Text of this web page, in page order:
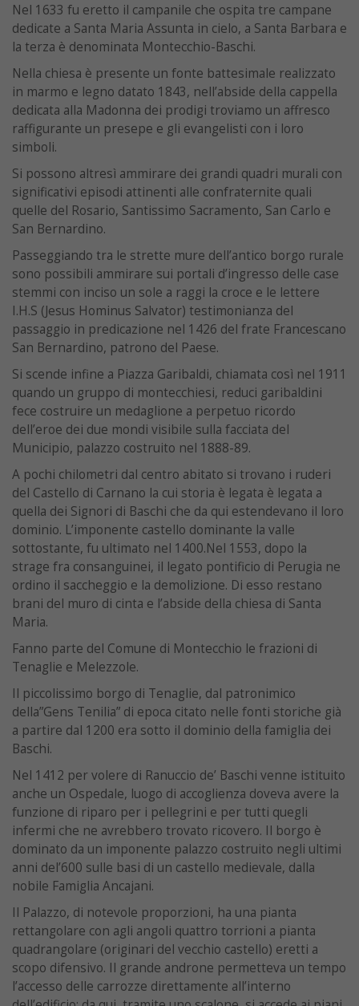
Nel 1633 fu eretto il campanile che ospita tre campane
dedicate a Santa Maria Assunta in cielo, a Santa Barbara e
la terza è denominata Montecchio-Baschi.
Nella chiesa è presente un fonte battesimale realizzato
in marmo e legno datato 1843, nell’abside della cappella
dedicata alla Madonna dei prodigi troviamo un affresco
raffigurante un presepe e gli evangelisti con i loro
simboli.
Si possono altresì ammirare dei grandi quadri murali con
significativi episodi attinenti alle confraternite quali
quelle del Rosario, Santissimo Sacramento, San Carlo e
San Bernardino.
Passeggiando tra le strette mure dell’antico borgo rurale
sono possibili ammirare sui portali d’ingresso delle case
stemmi con inciso un sole a raggi la croce e le lettere
I.H.S (Jesus Hominus Salvator) testimonianza del
passaggio in predicazione nel 1426 del frate Francescano
San Bernardino, patrono del Paese.
Si scende infine a Piazza Garibaldi, chiamata così nel 1911
quando un gruppo di montecchiesi, reduci garibaldini
fece costruire un medaglione a perpetuo ricordo
dell’eroe dei due mondi visibile sulla facciata del
Municipio, palazzo costruito nel 1888-89.
A pochi chilometri dal centro abitato si trovano i ruderi
del Castello di Carnano la cui storia è legata è legata a
quella dei Signori di Baschi che da qui estendevano il loro
dominio. L’imponente castello dominante la valle
sottostante, fu ultimato nel 1400.Nel 1553, dopo la
strage fra consanguinei, il legato pontificio di Perugia ne
ordino il saccheggio e la demolizione. Di esso restano
brani del muro di cinta e l’abside della chiesa di Santa
Maria.
Fanno parte del Comune di Montecchio le frazioni di
Tenaglie e Melezzole.
Il piccolissimo borgo di Tenaglie, dal patronimico
della”Gens Tenilia” di epoca citato nelle fonti storiche già
a partire dal 1200 era sotto il dominio della famiglia dei
Baschi.
Nel 1412 per volere di Ranuccio de’ Baschi venne istituito
anche un Ospedale, luogo di accoglienza doveva avere la
funzione di riparo per i pellegrini e per tutti quegli
infermi che ne avrebbero trovato ricovero. Il borgo è
dominato da un imponente palazzo costruito negli ultimi
anni del’600 sulle basi di un castello medievale, dalla
nobile Famiglia Ancajani.
Il Palazzo, di notevole proporzioni, ha una pianta
rettangolare con agli angoli quattro torrioni a pianta
quadrangolare (originari del vecchio castello) eretti a
scopo difensivo. Il grande androne permetteva un tempo
l’accesso delle carrozze direttamente all’interno